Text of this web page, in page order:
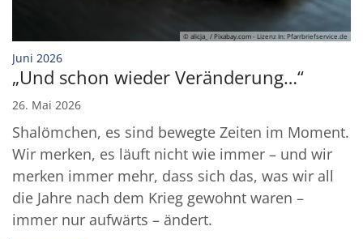
© alicja_ / Pixabay.com - Lizenz In: Pfarrbriefservice.de
Juni 2026:
„Und schon wieder Veränderung…“
26. Mai 2026
Shalömchen, es sind bewegte Zeiten im Moment.
Wir merken, es läuft nicht wie immer – und wir
merken immer mehr, dass sich das, was wir all
die Jahre nach dem Krieg gewohnt waren –
immer nur aufwärts – ändert.